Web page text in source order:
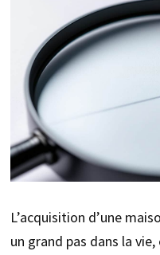
L’acquisition d’une
un grand pas dans la